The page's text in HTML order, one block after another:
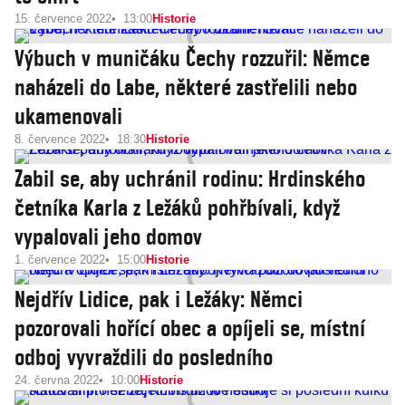
15. července 2022 13:00Historie
Výbuch v muničáku Čechy rozzuřil: Němce
naházeli do Labe, některé zastřelili nebo
ukamenovali
8. července 2022 18:30Historie
Zabil se, aby uchránil rodinu: Hrdinského
četníka Karla z Ležáků pohřbívali, když
vypalovali jeho domov
1. července 2022 15:00Historie
Nejdřív Lidice, pak i Ležáky: Němci
pozorovali hořící obec a opíjeli se, místní
odboj vyvraždili do posledního
24. června 2022 10:00Historie